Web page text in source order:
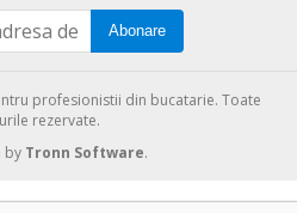
Abonare
profesionistii din bucatarie. Toate
rezervate.
by Tronn Software.